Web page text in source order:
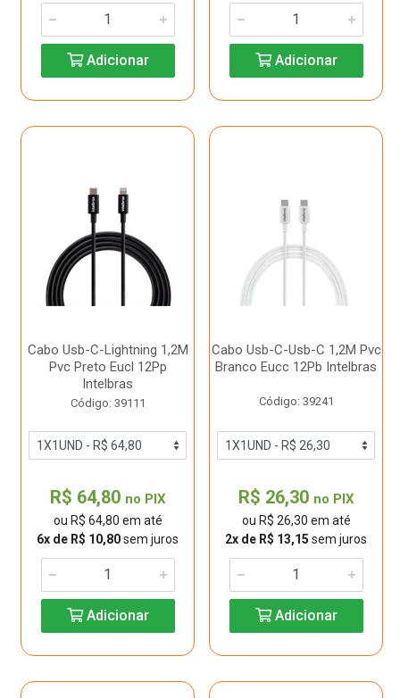
Adicionar Adicionar
Cabo Usb-C-Lightning 1,2M
Pvc Preto Eucl 12Pp
Intelbras
Código: 39111
R$ 64,80 no PIX
ou R$ 64,80 em até
6x de R$ 10,80sem juros
Adicionar
Cabo Usb-C-Usb-C 1,2M Pvc
Branco Eucc 12Pb Intelbras
Código: 39241
R$ 26,30 no PIX
ou R$ 26,30 em até
2x de R$ 13,15 sem juros
Adicionar